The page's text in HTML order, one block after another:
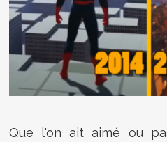
Que l'on ait aimé ou